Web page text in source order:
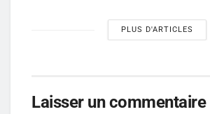
PLUS D'ARTICLES
Laisser un commentaire